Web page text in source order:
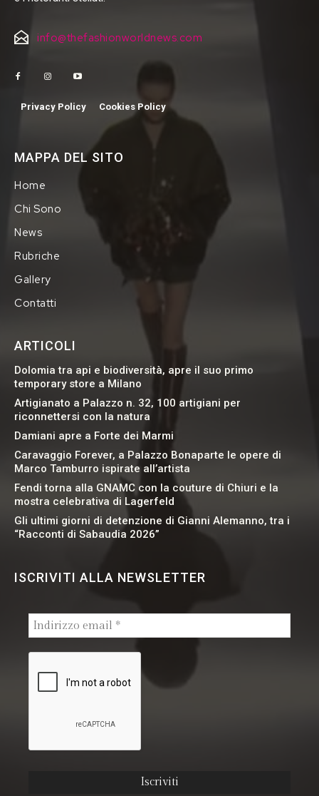
info@thefashionworldnews.com
Privacy Policy Cookies Policy
MAPPA DEL SITO
Home
Chi Sono
News
Rubriche
Gallery
Contatti
ARTICOLI
Dolomia tra api e biodiversità, apre il suo primo
temporary store a Milano
Artigianato a Palazzo n. 32, 100 artigiani per
riconnettersi con la natura
Damiani apre a Forte dei Marmi
Caravaggio Forever, a Palazzo Bonaparte le opere di
Marco Tamburro ispirate all’artista
Fendi torna alla GNAMC con la couture di Chiuri e la
mostra celebrativa di Lagerfeld
Gli ultimi giorni di detenzione di Gianni Alemanno, tra i
“Racconti di Sabaudia 2026”
ISCRIVITI ALLA NEWSLETTER